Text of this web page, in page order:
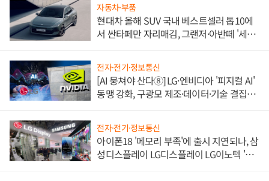
자동차·부품
현대차 올해 SUV 국내 베스트셀러 톱10에
서 싼타페만 자리매김, 그랜저·아반떼 '세단
전자·전기·정보통신
[AI 뭉쳐야 산다⑧] LG·엔비디아 '피지컬 AI'
동맹 강화, 구광모 제조·데이터·기술 결집
전자·전기·정보통신
아이폰18 '메모리 부족'에 출시 지연되나, 삼
성디스플레이 LG디스플레이 LG이노텍 '탈